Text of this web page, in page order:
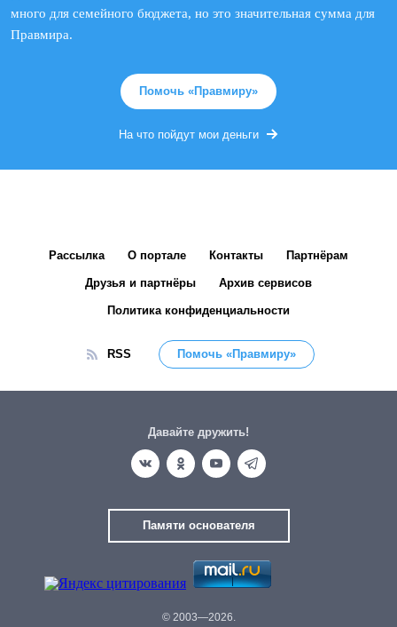
много для семейного бюджета, но это значительная сумма для
Правмира.
Помочь «Правмиру»
На что пойдут мои деньги
Рассылка О портале Контакты Партнёрам
Друзья и партнёры Архив сервисов
Политика конфиденциальности
RSS Помочь «Правмиру»
Давайте дружить!
Памяти основателя
© 2003—2026.